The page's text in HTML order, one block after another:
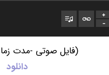
(فایل صوتی -مدت زمان 25
دانلود